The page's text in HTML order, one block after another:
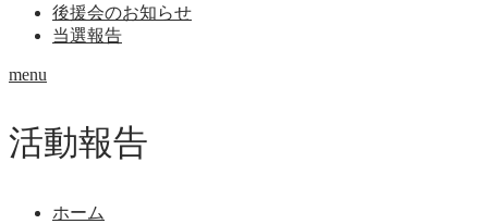
後援会のお知らせ
当選報告
menu
活動報告
ホーム